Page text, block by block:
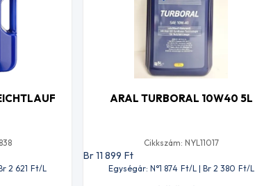
2 621 Ft/L
ARAL TURBORAL 10W40 5L
Cikkszám: NYL11017
Br 11 899 Ft
Egységár: N°1 874 Ft/L | Br 2 380 Ft/L